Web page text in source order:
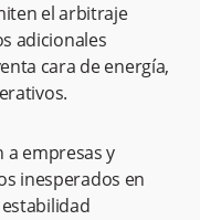
el arbitraje
adicionales
cara de energía,
empresas y
inesperados en